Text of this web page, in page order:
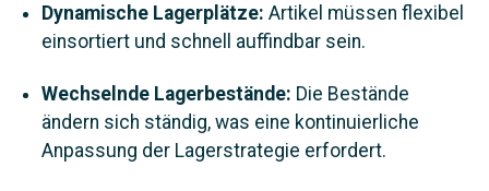
Dynamische Lagerplätze: Artikel müssen flexibel
einsortiert und schnell auffindbar sein.
Wechselnde Lagerbestände: Die Bestände
ändern sich ständig, was eine kontinuierliche
Anpassung der Lagerstrategie erfordert.